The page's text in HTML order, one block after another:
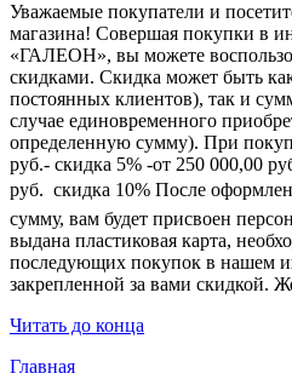
Уважаемые покупатели и
магазина! Совершая покупки в
«ГАЛЕОН», вы можете
скидками. Скидка может быть
постоянных клиентов), так и
случае единовременного
определенную сумму). При
руб.- скидка 5% -от 250 000,00
руб.  скидка 10% После
сумму, вам будет присвоен
выдана пластиковая карта,
последующих покупок в нашем
закрепленной за вами скидкой.
Читать до конца
Главная